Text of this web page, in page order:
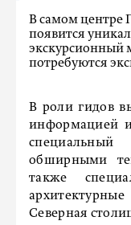
В самом центре
появится
экскурсионный
потребуются
В роли гидов
информацией
обширными
также
Северная